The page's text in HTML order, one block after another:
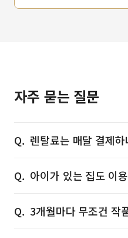
자주 묻는 질문
렌탈료는 매달 결제하
아이가 있는 집도 이
3개월마다 무조건 작